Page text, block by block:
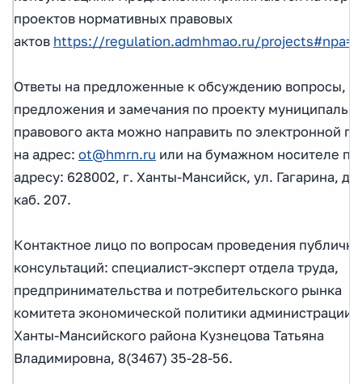
проектов нормативных правовых
актов https://regulation.admhmao.ru/
Ответы на предложенные к обсуждению вопросы,
предложения и замечания по проекту
правового акта можно направить по электронной
на адрес: ot@hmrn.ru или на бумажном носителе по
адресу: 628002, г. Ханты-Мансийск, ул. Гагарина, д.
каб. 207.
Контактное лицо по вопросам проведения
консультаций: специалист-эксперт отдела труда,
предпринимательства и потребительского рынка
комитета экономической политики администрации
Ханты-Мансийского района Кузнецова Татьяна
Владимировна, 8(3467) 35-28-56.